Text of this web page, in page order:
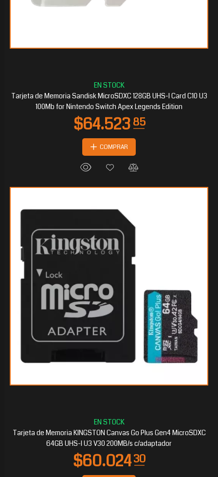
Tarjeta de Memoria Sandisk MicroSDXC 128GB UHS-I Card C10 U3
100Mb for Nintendo Switch Apex Legends Edition
COMPRAR
Tarjeta de Memoria KINGSTON Canvas Go Plus Gen4 MicroSDXC
64GB UHS-I U3 V30 200MB/s c/adaptador
$25.581 60